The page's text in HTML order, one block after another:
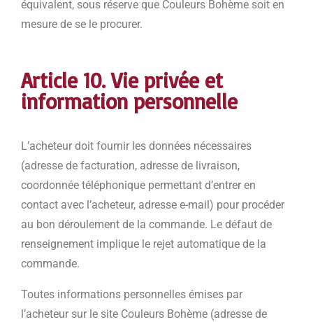
équivalent, sous réserve que Couleurs Bohème soit en
mesure de se le procurer.
Article 10. Vie privée et
information personnelle
L’acheteur doit fournir les données nécessaires
(adresse de facturation, adresse de livraison,
coordonnée téléphonique permettant d’entrer en
contact avec l’acheteur, adresse e-mail) pour procéder
au bon déroulement de la commande. Le défaut de
renseignement implique le rejet automatique de la
commande.
Toutes informations personnelles émises par
l’acheteur sur le site Couleurs Bohème (adresse de